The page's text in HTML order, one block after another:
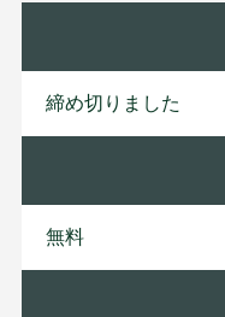
締め切りました
無料